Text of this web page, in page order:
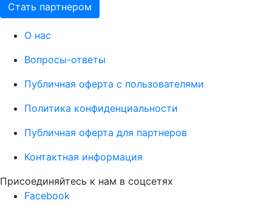
Стать партнером
О нас
Вопросы-ответы
Публичная оферта с пользователями
Политика конфиденциальности
Публичная оферта для партнеров
Контактная информация
Присоединяйтесь к нам в соцсетях
Facebook